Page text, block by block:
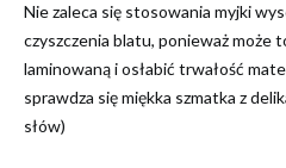
Nie zaleca się stosowania myjki
czyszczenia blatu, ponieważ może
laminowaną i osłabić trwałość
sprawdza się miękka szmatka z
słów)